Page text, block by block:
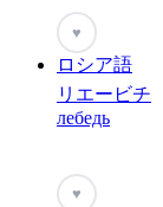
♥
ロシア語
リエービチ
лебедь
♥